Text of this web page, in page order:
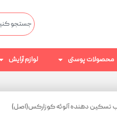
محصولات پوستی لوازم آرایش
تسکین دهنده آلوئه کوزارکس(اصل)